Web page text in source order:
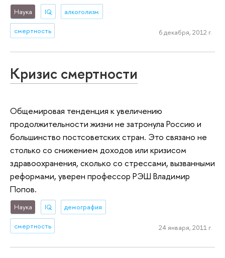
Наука IQ алкоголизм
смертность 6 декабря, 2012 г.
Кризис смертности
Общемировая тенденция к увеличению
продолжительности жизни не затронула Россию и
большинство постсоветских стран. Это связано не
столько со снижением доходов или кризисом
здравоохранения, сколько со стрессами, вызванными
реформами, уверен профессор РЭШ Владимир
Попов.
Наука IQ демография
смертность 24 января, 2011 г.